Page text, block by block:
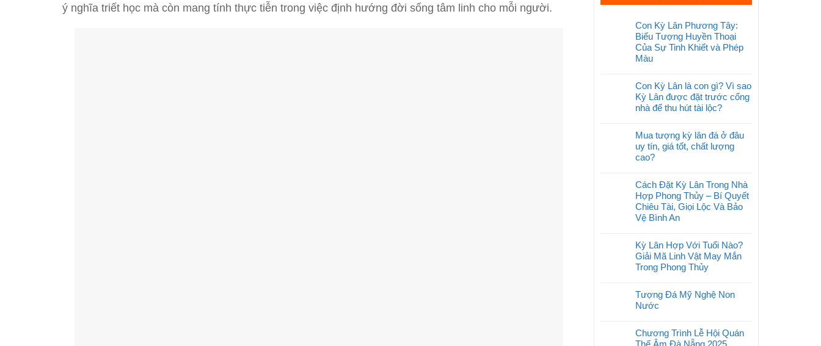
ý nghĩa triết học mà còn mang tính thực tiễn trong việc định hướng đời sống tâm linh cho mỗi người.
Con Kỳ Lân Phương Tây:
Biểu Tượng Huyền Thoại
Của Sự Tinh Khiết và Phép
Màu
Con Kỳ Lân là con gì? Vì sao
Kỳ Lân được đặt trước cổng
nhà để thu hút tài lộc?
Mua tượng kỳ lân đá ở đâu
uy tín, giá tốt, chất lượng
cao?
Cách Đặt Kỳ Lân Trong Nhà
Hợp Phong Thủy – Bí Quyết
Chiêu Tài, Giọi Lộc Và Bảo
Vệ Bình An
Kỳ Lân Hợp Với Tuổi Nào?
Giải Mã Linh Vật May Mắn
Trong Phong Thủy
Tượng Đá Mỹ Nghệ Non
Nước
Chương Trình Lễ Hội Quán
Thế Âm Đà Nẵng 2025